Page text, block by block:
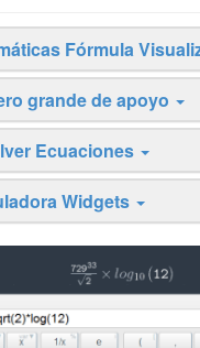
Fórmula
grande de apoyo
Ecuaciones
Widgets